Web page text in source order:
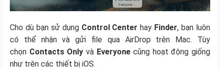
Cho dù bạn sử dụng Control Center hay Finder, bạn luôn
có thể nhận và gửi file qua AirDrop trên Mac. Tùy
chọn Contacts Only và Everyonecũng hoạt động giống
như trên các thiết bị iOS.